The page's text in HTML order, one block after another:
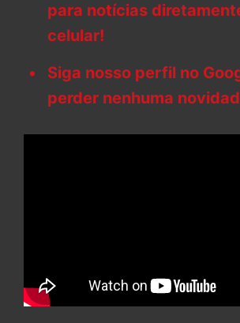
para notícias
celular!
Siga nosso perfil no
perder nenhuma